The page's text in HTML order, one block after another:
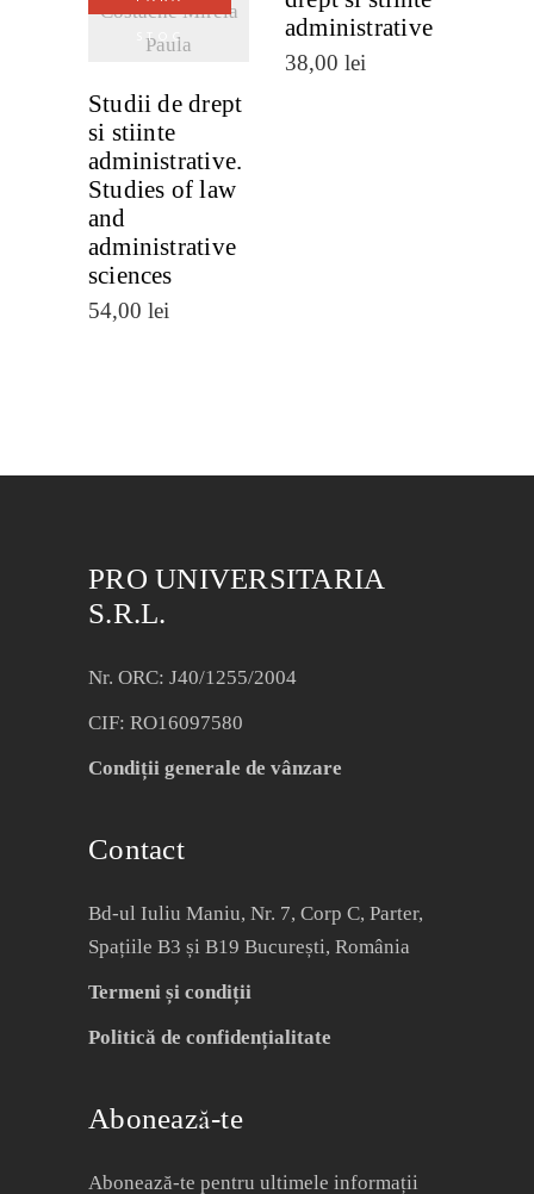
STOC
Costache Mirela
Paula
Studii de drept
si stiinte
administrative.
Studies of law
and
administrative
sciences
54,00 lei
administrative
38,00 lei
PRO UNIVERSITARIA
S.R.L.
Nr. ORC: J40/1255/2004
CIF: RO16097580
Condiții generale de vânzare
Contact
Bd-ul Iuliu Maniu, Nr. 7, Corp C, Parter,
Spațiile B3 și B19 București, România
Termeni și condiții
Politică de confidențialitate
Abonează-te
Abonează-te pentru ultimele informații